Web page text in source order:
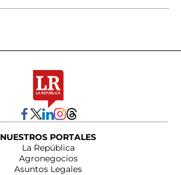
NUESTROS PORTALES
La República
Agronegocios
Asuntos Legales